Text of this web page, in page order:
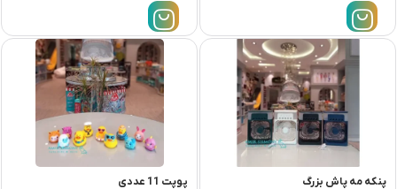
پنکه مه پاش بزرگ پوپت 11 عددی